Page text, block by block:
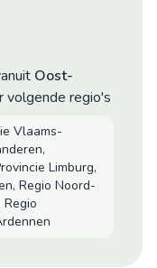
Oost-
volgende regio's
Vlaams-
Limburg,
Regio Noord-
Regio